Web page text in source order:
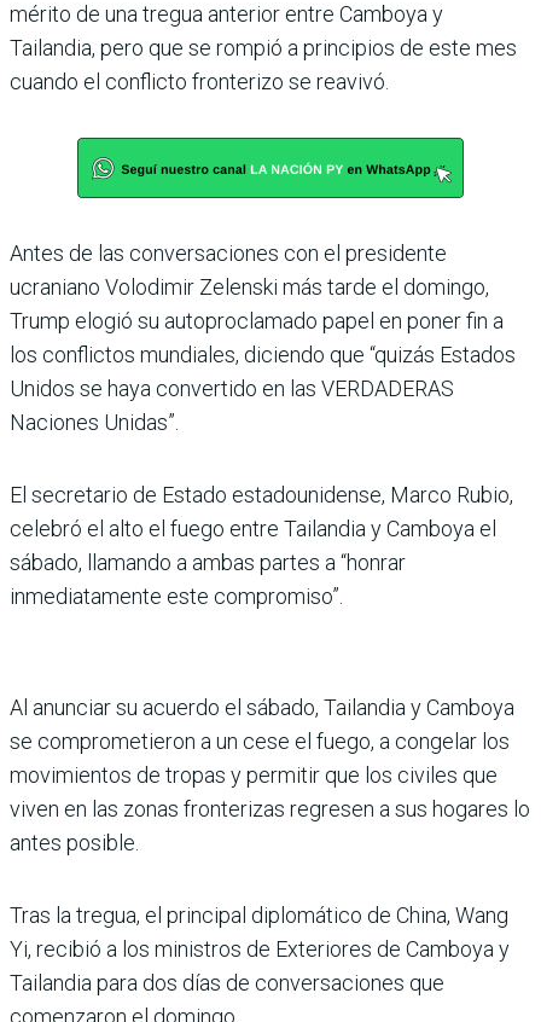
mérito de una tregua anterior entre Camboya y
Tailandia, pero que se rompió a principios de este mes
cuando el conflicto fronterizo se reavivó.
Antes de las conversaciones con el presidente
ucraniano Volodimir Zelenski más tarde el domingo,
Trump elogió su autoproclamado papel en poner fin a
los conflictos mundiales, diciendo que “quizás Estados
Unidos se haya convertido en las VERDADERAS
Naciones Unidas”.
El secretario de Estado estadounidense, Marco Rubio,
celebró el alto el fuego entre Tailandia y Camboya el
sábado, llamando a ambas partes a “honrar
inmediatamente este compromiso”.
Al anunciar su acuerdo el sábado, Tailandia y Camboya
se comprometieron a un cese el fuego, a congelar los
movimientos de tropas y permitir que los civiles que
viven en las zonas fronterizas regresen a sus hogares lo
antes posible.
Tras la tregua, el principal diplomático de China, Wang
Yi, recibió a los ministros de Exteriores de Camboya y
Tailandia para dos días de conversaciones que
comenzaron el domingo.